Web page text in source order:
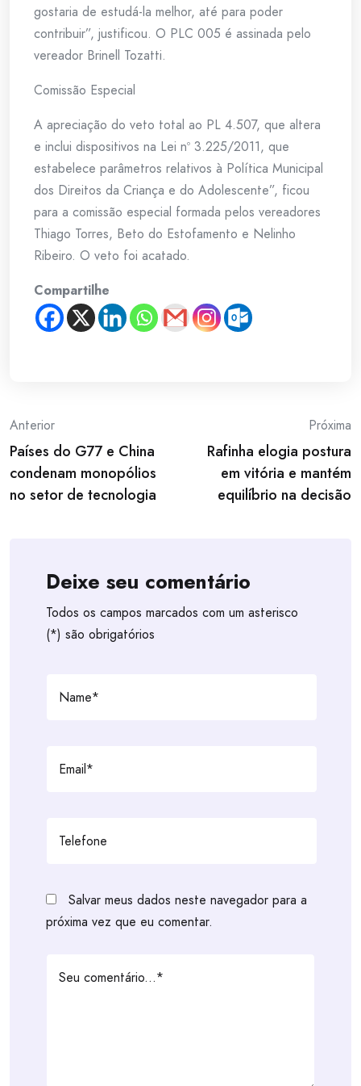
gostaria de estudá-la melhor, até para poder
contribuir”, justificou. O PLC 005 é assinada pelo
vereador Brinell Tozatti.
Comissão Especial
A apreciação do veto total ao PL 4.507, que altera
e inclui dispositivos na Lei nº 3.225/2011, que
estabelece parâmetros relativos à Política Municipal
dos Direitos da Criança e do Adolescente”, ficou
para a comissão especial formada pelos vereadores
Thiago Torres, Beto do Estofamento e Nelinho
Ribeiro. O veto foi acatado.
Compartilhe
Post
navigation
Anterior
Países do G77 e China
condenam monopólios
no setor de tecnologia
Próxima
Rafinha elogia postura
em vitória e mantém
equilíbrio na decisão
Deixe seu comentário
Todos os campos marcados com um asterisco
(*) são obrigatórios
Salvar meus dados neste navegador para a
próxima vez que eu comentar.